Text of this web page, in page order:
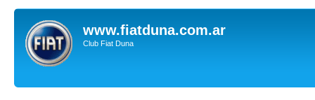
www.fiatduna.com.ar
Club Fiat Duna